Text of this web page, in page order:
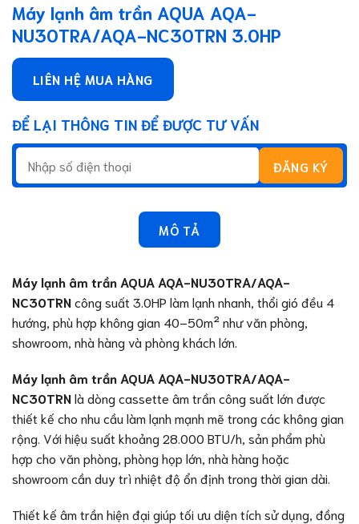
Máy lạnh âm trần AQUA AQA-
NU30TRA/AQA-NC30TRN 3.0HP
LIÊN HỆ MUA HÀNG
ĐỂ LẠI THÔNG TIN ĐỂ ĐƯỢC TƯ VẤN
MÔ TẢ
Máy lạnh âm trần AQUA AQA-NU30TRA/AQA-
NC30TRNcông suất 3.0HP làm lạnh nhanh, thổi gió đều 4
hướng, phù hợp không gian 40–50m² như văn phòng,
showroom, nhà hàng và phòng khách lớn.
Máy lạnh âm trần AQUA AQA-NU30TRA/AQA-
NC30TRNlà dòng cassette âm trần công suất lớn được
thiết kế cho nhu cầu làm lạnh mạnh mẽ trong các không gian
rộng. Với hiệu suất khoảng 28.000 BTU/h, sản phẩm phù
hợp cho văn phòng, phòng họp lớn, nhà hàng hoặc
showroom cần duy trì nhiệt độ ổn định trong thời gian dài.
Thiết kế âm trần hiện đại giúp tối ưu diện tích sử dụng, đồng